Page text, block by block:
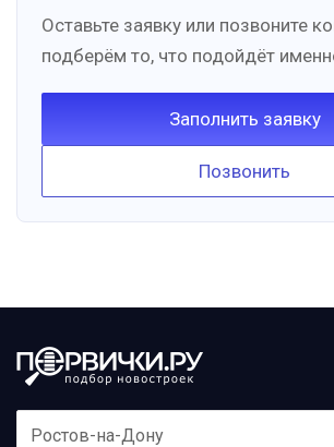
Оставьте заявку или позвоните
подберём то, что подойдёт
Заполнить заявку
Позвонить
Ростов-на-Дону